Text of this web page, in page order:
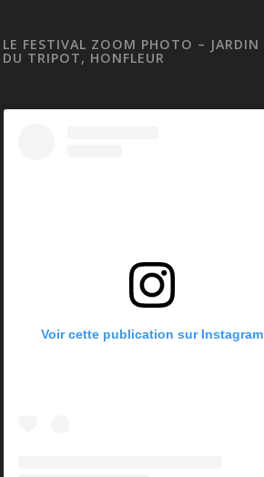
LE FESTIVAL ZOOM PHOTO – JARDIN
DU TRIPOT, HONFLEUR
Voir cette publication sur Instagram